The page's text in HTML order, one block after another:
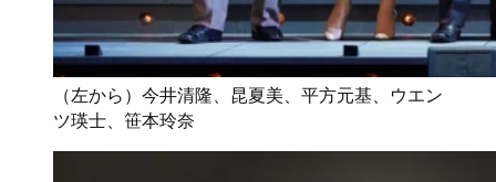
（左から）今井清隆、昆夏美、平方元基、ウエン
ツ瑛士、笹本玲奈